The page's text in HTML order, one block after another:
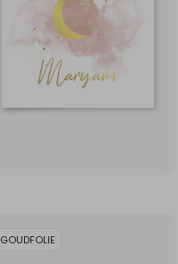
GOUDFOLIE